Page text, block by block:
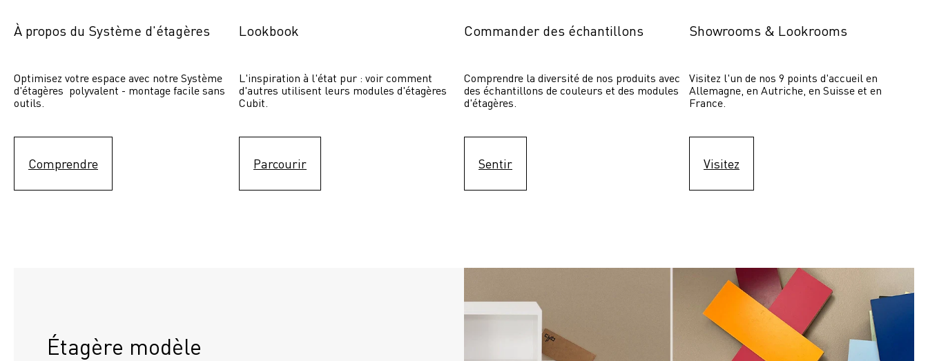
À propos du Système d'étagères
Optimisez votre espace avec notre Système
d'étagères  polyvalent - montage facile sans
outils.
Comprendre
Lookbook
L'inspiration à l'état pur : voir comment
d'autres utilisent leurs modules d'étagères
Cubit.
Parcourir
Commander des échantillons
Comprendre la diversité de nos produits avec
des échantillons de couleurs et des modules
d'étagères.
Sentir
Showrooms & Lookrooms
Visitez l'un de nos 9 points d'accueil en
Allemagne, en Autriche, en Suisse et en
France.
Visitez
Étagère modèle